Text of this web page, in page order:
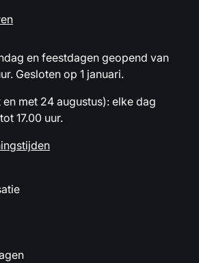
en feestdagen geopend van
Gesloten op 1 januari.
met 24 augustus): elke dag
17.00 uur.